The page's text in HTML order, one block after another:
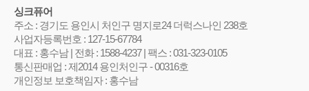
싱크퓨어
주소 : 경기도 용인시 처인구 명지로24 더럭스나인 238호
사업자등록번호 : 127-15-67784
대표 : 홍수남 | 전화 : 1588-4237 | 팩스 : 031-323-0105
통신판매업 : 제2014 용인처인구 - 00316호
개인정보 보호책임자 : 홍수남